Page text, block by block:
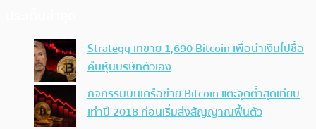
Strategy เทขาย 1,690 Bitcoin เพื่อนำเงินไปซื้อ
คืนหุ้นบริษัทตัวเอง
กิจกรรมบนเครือข่าย Bitcoin แตะจุดต่ำสุดเทียบ
เท่าปี 2018 ก่อนเริ่มส่งสัญญาณฟื้นตัว